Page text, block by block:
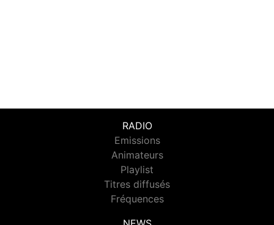
RADIO
Emissions
Animateurs
Playlist
Titres diffusés
Fréquences